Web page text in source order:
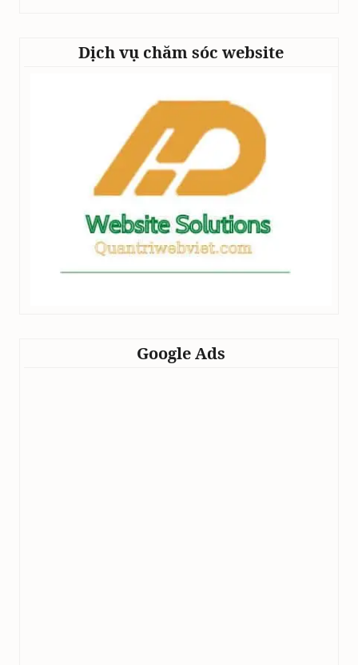
Dịch vụ chăm sóc website
Google Ads